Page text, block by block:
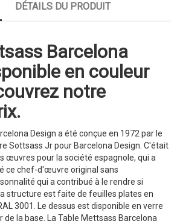
DÉTAILS DU PRODUIT
Barcelona
en couleur
notre
Design a été conçue en 1972 par le
Sottsass Jr pour Barcelona Design. C'était
œuvres pour la société espagnole, qui a
ce chef-d'œuvre original sans
qui a contribué à le rendre si
structure est faite de feuilles plates en
3001. Le dessus est disponible en verre
de la base. La Table Mettsass Barcelona